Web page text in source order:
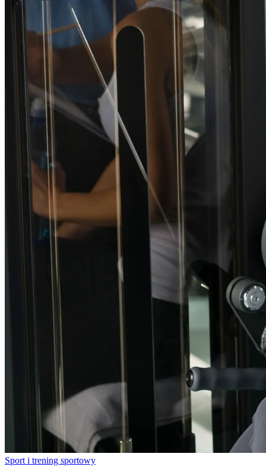
Sport i trening sportowy